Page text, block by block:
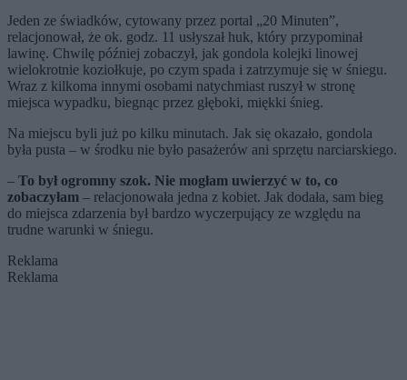
Jeden ze świadków, cytowany przez portal „20 Minuten”,
relacjonował, że ok. godz. 11 usłyszał huk, który przypominał
lawinę. Chwilę później zobaczył, jak gondola kolejki linowej
wielokrotnie koziołkuje, po czym spada i zatrzymuje się w śniegu.
Wraz z kilkoma innymi osobami natychmiast ruszył w stronę
miejsca wypadku, biegnąc przez głęboki, miękki śnieg.
Na miejscu byli już po kilku minutach. Jak się okazało, gondola
była pusta – w środku nie było pasażerów ani sprzętu narciarskiego.
– To był ogromny szok. Nie mogłam uwierzyć w to, co
zobaczyłam – relacjonowała jedna z kobiet. Jak dodała, sam bieg
do miejsca zdarzenia był bardzo wyczerpujący ze względu na
trudne warunki w śniegu.
Reklama
Reklama